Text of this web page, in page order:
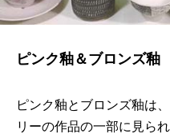
ピンク釉＆ブロンズ釉
ピンク釉とブロンズ釉は
リーの作品の一部に見ら